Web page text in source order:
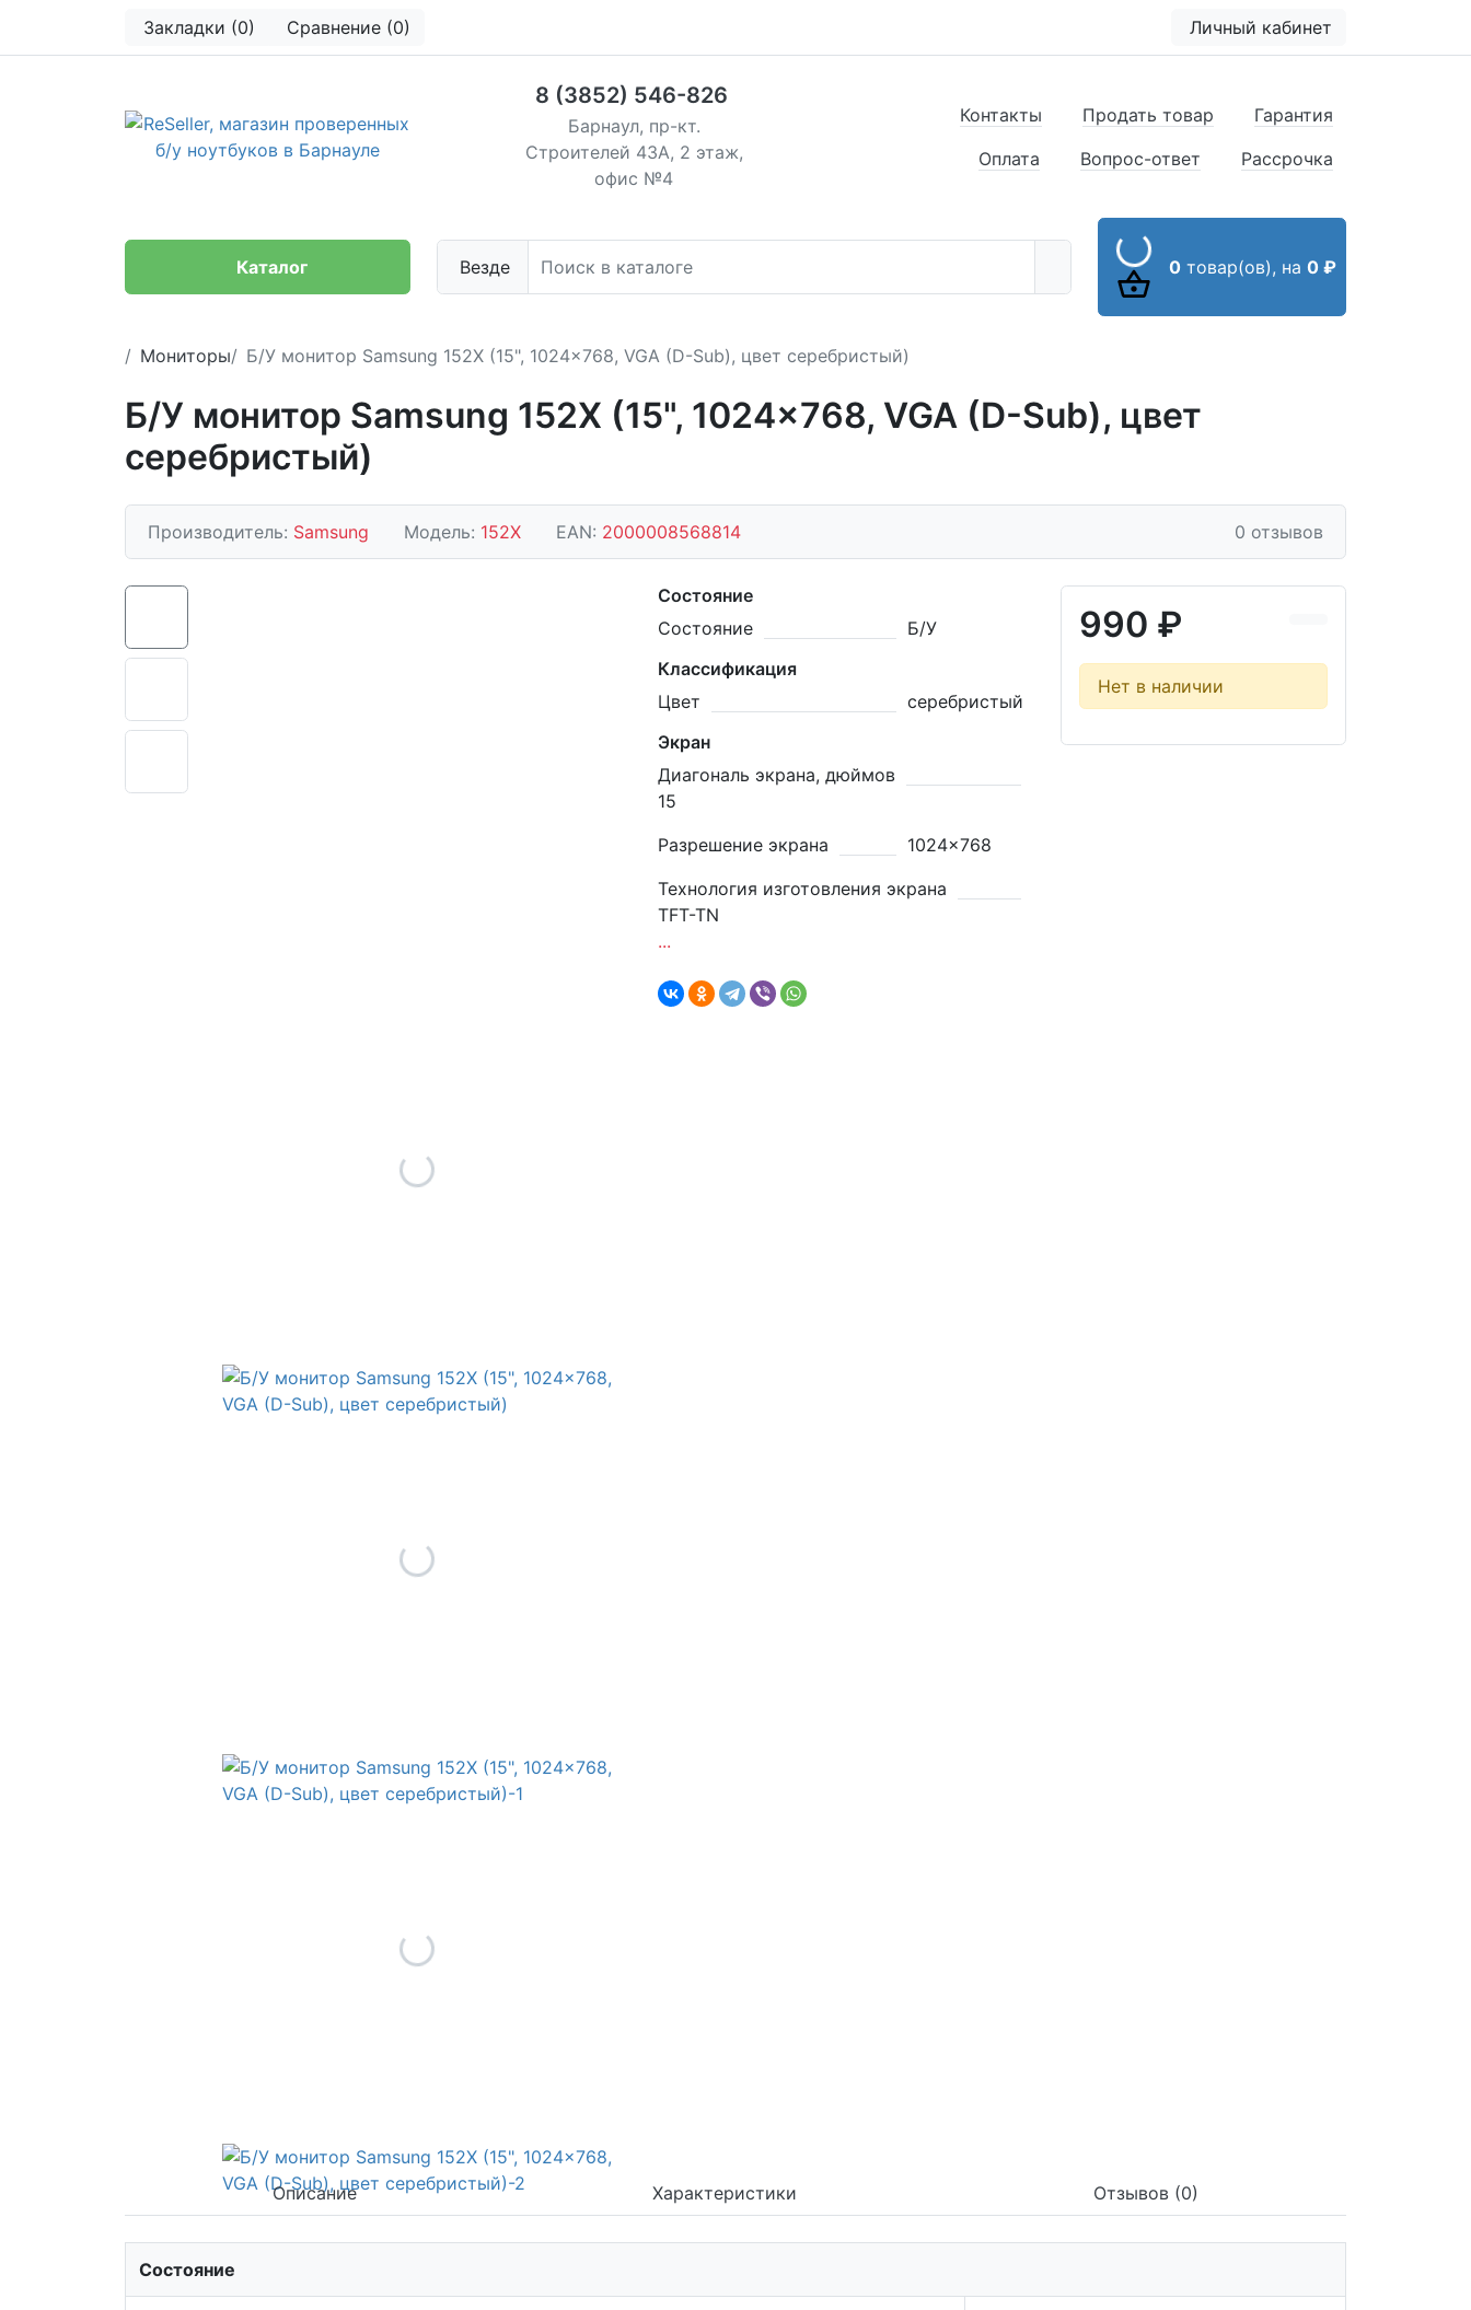
Закладки (0) Сравнение (0) Личный кабинет
8 (3852) 546-826
Барнаул, пр-кт.
Строителей 43А, 2 этаж,
офис №4
Везде
Контакты Продать товар
Гарантия
Оплата
Вопрос-ответ Рассрочка
0 товар(ов), на 0 ₽
Каталог
Мониторы Б/У монитор Samsung 152X (15", 1024x768, VGA (D-Sub), цвет серебристый)
Б/У монитор Samsung 152X (15", 1024x768, VGA (D-Sub), цвет
серебристый)
Производитель: Samsung Модель: 152X EAN: 2000008568814 0 отзывов
990 ₽
Нет в наличии
Состояние
Состояние
Б/У
Классификация
Цвет
серебристый
Экран
Диагональ экрана, дюймов
15
Разрешение экрана
1024x768
Технология изготовления экрана
TFT-TN
...
Описание Характеристики Отзывов (0)
Состояние